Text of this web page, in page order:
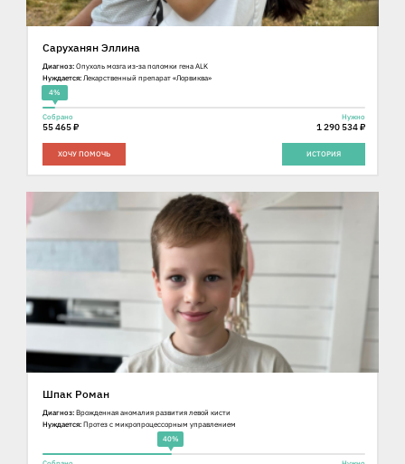
Саруханян Эллина
Диагноз: Опухоль мозга из-за поломки гена ALK
Нуждается: Лекарственный препарат «Лорвиква»
4%
Собрано
55 465 ₽
Нужно
1 290 534 ₽
ХОЧУ ПОМОЧЬ ИСТОРИЯ
Шпак Роман
Диагноз: Врожденная аномалия развития левой кисти
Нуждается: Протез с микропроцессорным управлением
40%